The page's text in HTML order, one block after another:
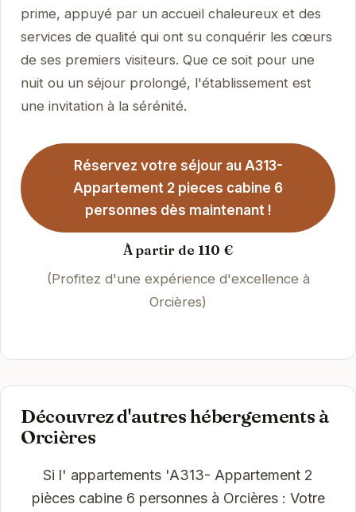
prime, appuyé par un accueil chaleureux et des
services de qualité qui ont su conquérir les cœurs
de ses premiers visiteurs. Que ce soit pour une
nuit ou un séjour prolongé, l'établissement est
une invitation à la sérénité.
Réservez votre séjour au A313-
Appartement 2 pieces cabine 6
personnes dès maintenant !
À partir de 110 €
(Profitez d'une expérience d'excellence à
Orcières)
Découvrez d'autres hébergements à
Orcières
Si l' appartements 'A313- Appartement 2
pièces cabine 6 personnes à Orcières : Votre